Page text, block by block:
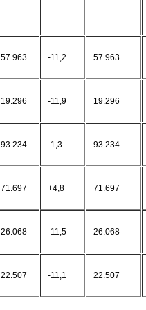
57.963 -11,2 57.963
19.296 -11,9 19.296
93.234 -1,3 93.234
71.697 +4,8 71.697
26.068 -11,5 26.068
22.507 -11,1 22.507